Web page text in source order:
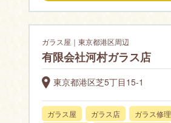
ガラス屋｜東京都港区周辺
有限会社河村ガラス店
東京都港区芝5丁目15-1
ガラス屋 ガラス店
ガラス修理